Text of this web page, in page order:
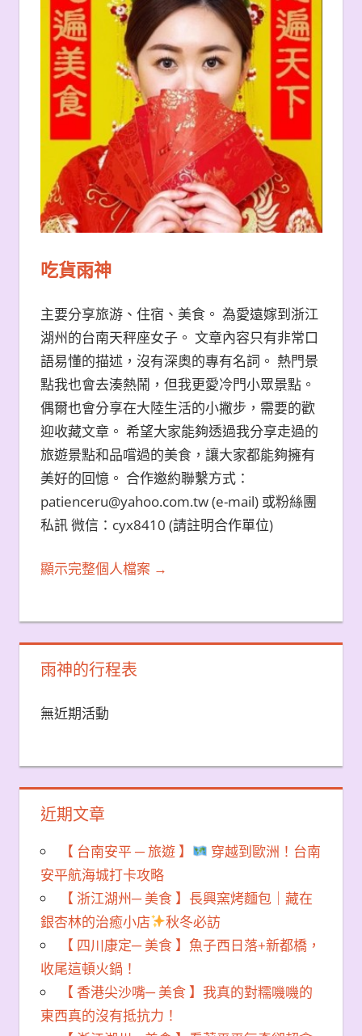
吃貨雨神
主要分享旅游、住宿、美食。 為愛遠嫁到浙江
湖州的台南天秤座女子。 文章內容只有非常口
語易懂的描述，沒有深奧的專有名詞。 熱門景
點我也會去湊熱鬧，但我更愛冷門小眾景點。
偶爾也會分享在大陸生活的小撇步，需要的歡
迎收藏文章。 希望大家能夠透過我分享走過的
旅遊景點和品嚐過的美食，讓大家都能夠擁有
美好的回憶。 合作邀約聯繫方式：
patienceru@yahoo.com.tw (e-mail) 或粉絲團
私訊 微信：cyx8410 (請註明合作單位)
顯示完整個人檔案 →
雨神的行程表
無近期活動
近期文章
【 台南安平 ─ 旅遊 】
穿越到歐洲！台南
安平航海城打卡攻略
【 浙江湖州─ 美食 】長興窯烤麵包｜藏在
銀杏林的治癒小店
秋冬必訪
【 四川康定─ 美食 】魚子西日落+新都橋，
收尾這頓火鍋！
【 香港尖沙嘴─ 美食 】我真的對糯嘰嘰的
東西真的沒有抵抗力！